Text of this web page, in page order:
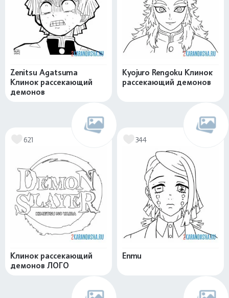
Zenitsu Agatsuma
Клинок рассекающий
демонов
Kyojuro Rengoku Клинок
рассекающий демонов
621
Клинок рассекающий
демонов ЛОГО
344
Enmu